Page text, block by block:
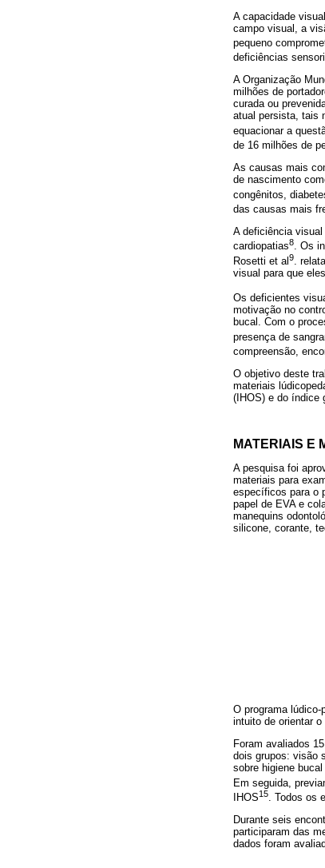
A capacidade
campo visual, a
pequeno
deficiências
A Organização
milhões de
curada ou
atual persista, tais
equacionar a
de 16 milhões de
As causas mais
de nascimento
congênitos,
das causas mais
A deficiência
cardiopatias8. Os
Rosetti et al 9
.
visual para que
Os deficientes
motivação no
bucal. Com o
presença de
compreensão,
O objetivo deste
materiais
(IHOS) e do índice
MATERIAIS E
A pesquisa foi
materiais para
específicos para o
papel de EVA e
manequins
silicone, corante,
O programa
intuito de orientar
Foram avaliados
dois grupos: visão
sobre higiene
Em seguida,
IHOS15. Todos os
Durante seis
participaram das
dados foram